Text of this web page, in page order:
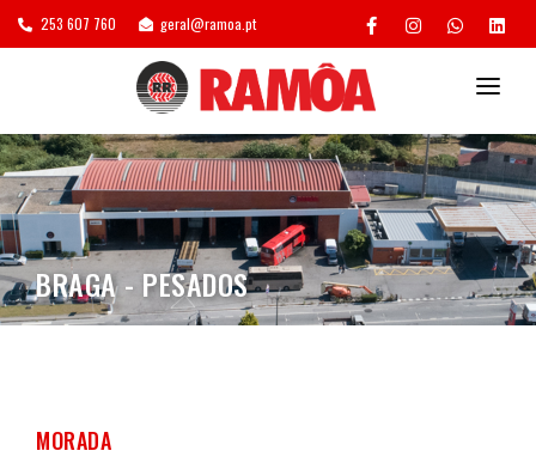
253 607 760 geral@ramoa.pt
POSTOS DE ASSISTÊNCIA
SERVIÇOS
GESTÃO DE FROTAS
RECAUCHUTAGEM
BRAGA - PESADOS
MORADA